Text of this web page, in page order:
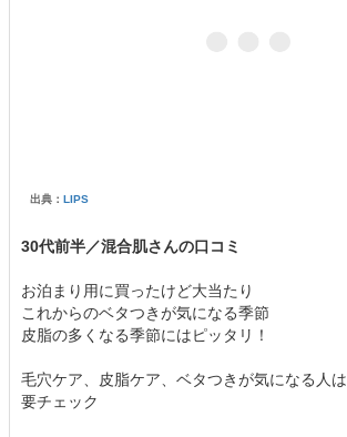
出典： LIPS
30代前半／混合肌さんの口コミ
お泊まり用に買ったけど大当たり
これからのベタつきが気になる季節
皮脂の多くなる季節にはピッタリ！
毛穴ケア、皮脂ケア、ベタつきが気になる人は
要チェック